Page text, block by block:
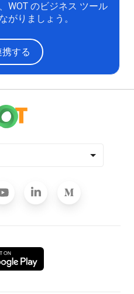
WOT のビジネス ツール
がりましょう。
する